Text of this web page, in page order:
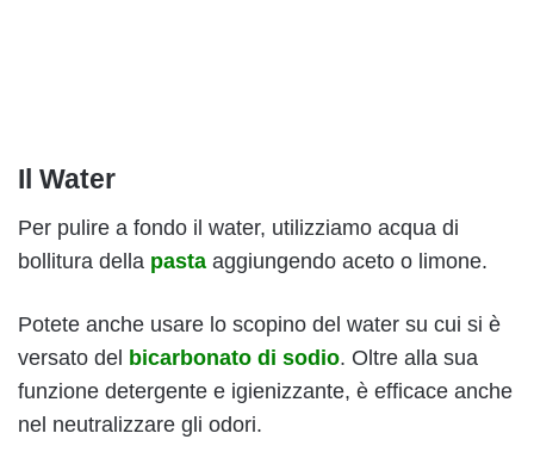
Il Water
Per pulire a fondo il water, utilizziamo acqua di
bollitura della pasta aggiungendo aceto o limone.
Potete anche usare lo scopino del water su cui si è
versato del bicarbonato di sodio. Oltre alla sua
funzione detergente e igienizzante, è efficace anche
nel neutralizzare gli odori.